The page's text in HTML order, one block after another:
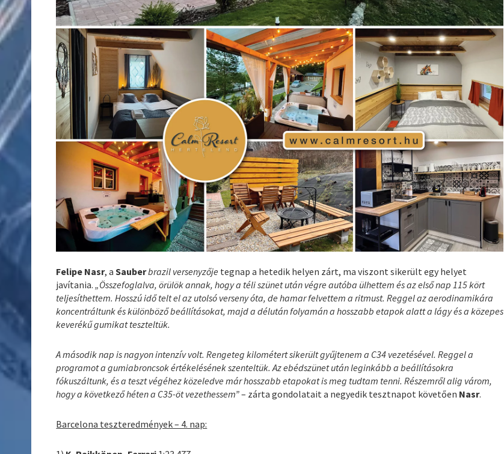
Felipe Nasr, aSauberbrazil versenyzője tegnap a hetedik helyen zárt, ma viszont sikerült egy helyet
javítania.„Összefoglalva, örülök annak, hogy a téli szünet után végre autóba ülhettem és az első nap 115 kört
teljesíthettem. Hosszú idő telt el az utolsó verseny óta, de hamar felvettem a ritmust. Reggel az aerodinamikára
koncentráltunk és különböző beállításokat, majd a délután folyamán a hosszabb etapok alatt a lágy és a közepes
keverékű gumikat teszteltük.
A második nap is nagyon intenzív volt. Rengeteg kilométert sikerült gyűjtenem a C34 vezetésével. Reggel a
programot a gumiabroncsok értékelésének szenteltük. Az ebédszünet után leginkább a beállításokra
fókuszáltunk, és a teszt végéhez közeledve már hosszabb etapokat is meg tudtam tenni. Részemről alig várom,
hogy a következő héten a C35-öt vezethessem”– zárta gondolatait a negyedik tesztnapot követően Nasr.
Barcelona teszteredmények – 4. nap: